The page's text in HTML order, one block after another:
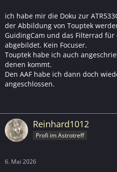
ich habe mir die Doku zur
der Abbildung von Touptek
GuidingCam und das Filterrad für
abgebildet. Kein Focuser.
Touptek habe ich auch
denen kommt.
Den AAF habe ich dann doch
angeschlossen.
Reinhard1012
Profi im Astrotreff
6. Mai 2026